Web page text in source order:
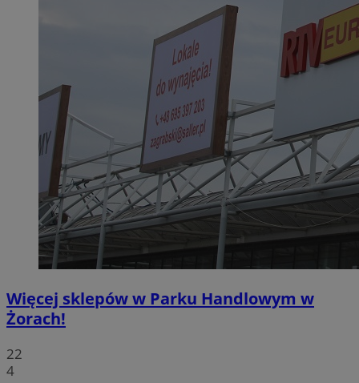
Więcej sklepów w Parku Handlowym w
Żorach!
22
4